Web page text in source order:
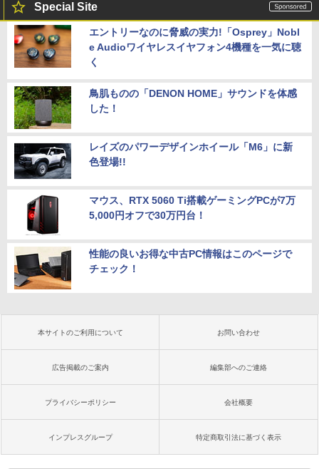
Special Site
エントリーなのに脅威の実力!「Osprey」Nobl
e Audioワイヤレスイヤフォン4機種を一気に聴
く
鳥肌ものの「DENON HOME」サウンドを体感
した！
レイズのパワーデザインホイール「M6」に新
色登場!!
マウス、RTX 5060 Ti搭載ゲーミングPCが7万
5,000円オフで30万円台！
性能の良いお得な中古PC情報はこのページで
チェック！
本サイトのご利用について お問い合わせ
広告掲載のご案内 編集部へのご連絡
プライバシーポリシー 会社概要
インプレスグループ 特定商取引法に基づく表示